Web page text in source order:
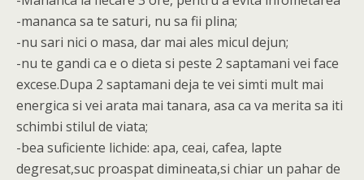
-mananca sa te saturi, nu sa fii plina;
-nu sari nici o masa, dar mai ales micul dejun;
-nu te gandi ca e o dieta si peste 2 saptamani vei face
excese.Dupa 2 saptamani deja te vei simti mult mai
energica si vei arata mai tanara, asa ca va merita sa iti
schimbi stilul de viata;
-bea suficiente lichide: apa, ceai, cafea, lapte
degresat,suc proaspat dimineata,si chiar un pahar de